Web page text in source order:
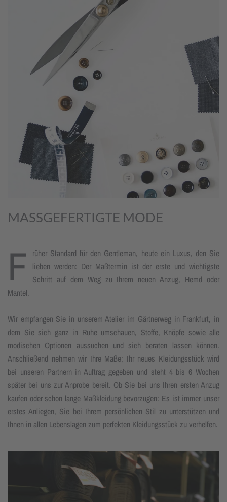
MASSGEFERTIGTE MODE
F
rüher Standard für den Gentleman, heute ein Luxus, den Sie
lieben werden: Der Maßtermin ist der erste und wichtigste
Schritt auf dem Weg zu Ihrem neuen Anzug, Hemd oder
Mantel.
Wir empfangen Sie in unserem Atelier im Gärtnerweg in Frankfurt, in
dem Sie sich ganz in Ruhe umschauen, Stoffe, Knöpfe sowie alle
modischen Optionen aussuchen und sich beraten lassen können.
Anschließend nehmen wir Ihre Maße; Ihr neues Kleidungsstück wird
bei unseren Partnern in Auftrag gegeben und steht 4 bis 6 Wochen
später bei uns zur Anprobe bereit. Ob Sie bei uns Ihren ersten Anzug
kaufen oder schon lange Maßkleidung bevorzugen: Es ist immer unser
erstes Anliegen, Sie bei Ihrem persönlichen Stil zu unterstützen und
Ihnen in allen Lebenslagen zum perfekten Kleidungsstück zu verhelfen.